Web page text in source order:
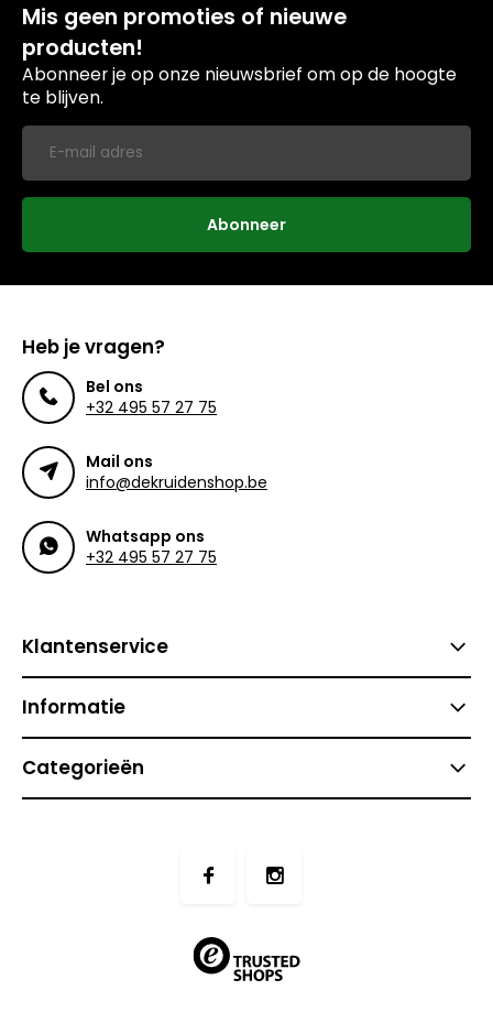
Mis geen promoties of nieuwe
producten!
Abonneer je op onze nieuwsbrief om op de hoogte
te blijven.
Abonneer
Heb je vragen?
Bel ons
+32 495 57 27 75
Mail ons
info@dekruidenshop.be
Whatsapp ons
+32 495 57 27 75
Klantenservice
Informatie
Categorieën